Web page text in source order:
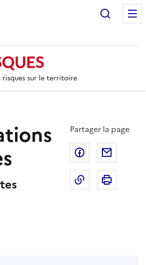
risques sur le territoire
Partager la page
Partager sur
Copier dans